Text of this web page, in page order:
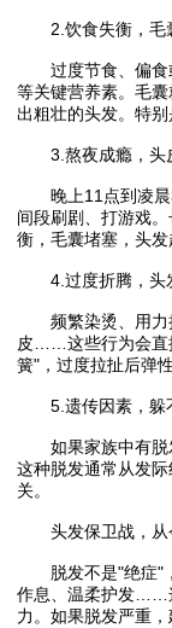
2.饮食失衡，毛
过度节食、偏食
等关键营养素。毛
出粗壮的头发。特别
3.熬夜成瘾，头
晚上11点到凌晨3
间段刷剧、打游戏
衡，毛囊堵塞，头发
4.过度折腾，头
频繁染烫、用力
皮……这些行为会直
簧"，过度拉扯后弹
5.遗传因素，躲
如果家族中有脱发
这种脱发通常从发
关。
头发保卫战，从
脱发不是"绝症"，
作息、温柔护发……
力。如果脱发严重